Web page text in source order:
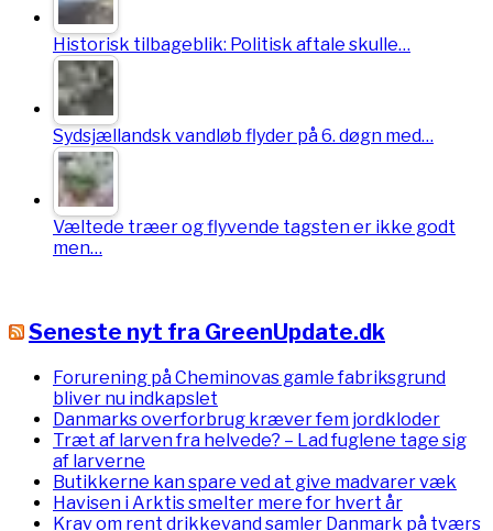
Historisk tilbageblik: Politisk aftale skulle…
Sydsjællandsk vandløb flyder på 6. døgn med…
Væltede træer og flyvende tagsten er ikke godt
men…
Seneste nyt fra GreenUpdate.dk
Forurening på Cheminovas gamle fabriksgrund
bliver nu indkapslet
Danmarks overforbrug kræver fem jordkloder
Træt af larven fra helvede? – Lad fuglene tage sig
af larverne
Butikkerne kan spare ved at give madvarer væk
Havisen i Arktis smelter mere for hvert år
Krav om rent drikkevand samler Danmark på tværs